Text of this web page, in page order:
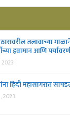
तलावाच्या
हवामान आणि
2023
हिंदी महासागरात
2023